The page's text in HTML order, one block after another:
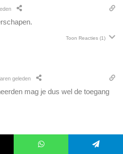
Toon Reacties (1)
geleden
mag je dus wel de toegang